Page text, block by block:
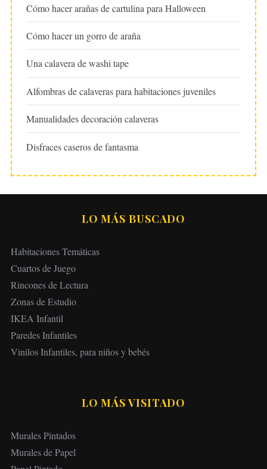
Cómo hacer arañas de cartulina para Halloween
Cómo hacer un gorro de araña
Una calavera de washi tape
Alfombras de calaveras para habitaciones juveniles
Manualidades decoración calaveras
Disfraces caseros de fantasma
LO MÁS BUSCADO
Habitaciones Temáticas
Cuartos de Juego
Rincones de Lectura
Zonas de Estudio
IKEA Infantil
Paredes Infantiles
Vinilos Infantiles, para niños y bebés
LO MÁS VISITADO
Murales Pintados
Murales de Papel